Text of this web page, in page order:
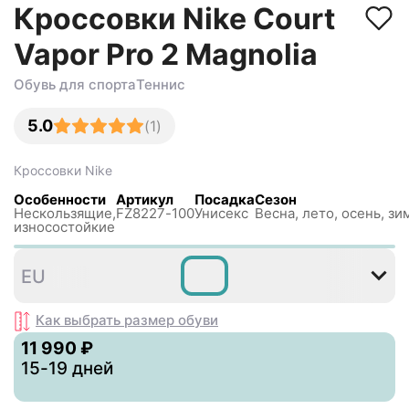
Кроссовки Nike Court
Vapor Pro 2 Magnolia
Обувь для спортаТеннис
5.0 (1)
Кроссовки Nike
Особенности
Нескользящиe,
износостойкие
Артикул
FZ8227-100
Посадка
Унисекс
Сезон
Весна, лето, осень,
EU
Как выбрать размер обуви
11 990 ₽
15-19 дней